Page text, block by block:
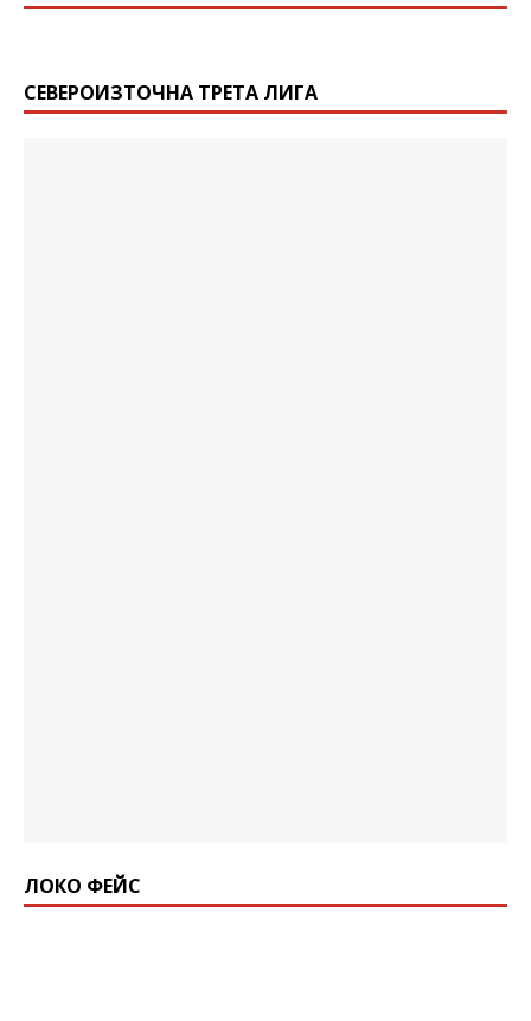
СЕВЕРОИЗТОЧНА ТРЕТА ЛИГА
ЛОКО ФЕЙС